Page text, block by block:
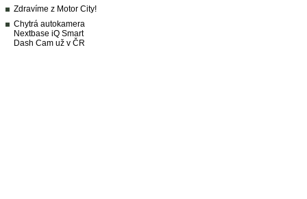
Zdravíme z Motor City!
Chytrá autokamera
Nextbase iQ Smart
Dash Cam už v ČR